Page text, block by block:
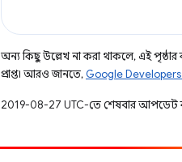
অন্য কিছু উল্লেখ না করা থাকলে, এই পৃষ্ঠার
প্রাপ্ত। আরও জানতে, Google Developers
2019-08-27 UTC-তে শেষবার আপডেট